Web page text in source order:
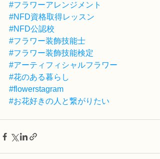
#フラワーアレンジメント
#NFD資格取得レッスン
#NFD公認校
#フラワー装飾技能士
#フラワー装飾技能検定
#アーティフィシャルフラワー
#花のある暮らし
#flowerstagram
#お花好きの人と繋がりたい